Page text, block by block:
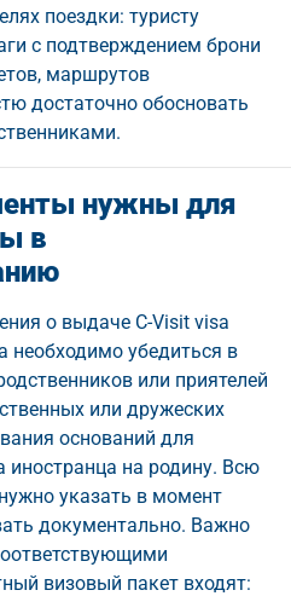
поездки: туристу
с подтверждением брони
маршрутов
достаточно обосновать
нужны для
в
о выдаче C-Visit visa
необходимо убедиться в
или приятелей
или дружеских
оснований для
иностранца на родину. Всю
указать в момент
документально. Важно
визовый пакет входят: